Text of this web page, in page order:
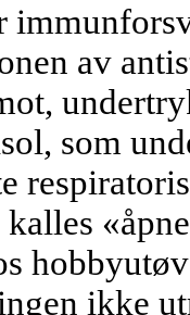
av
som
kalles
ikke